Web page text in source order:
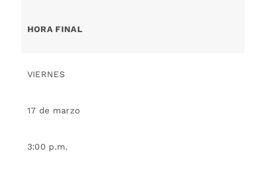
HORA FINAL
VIERNES
17 de marzo
3:00 p.m.